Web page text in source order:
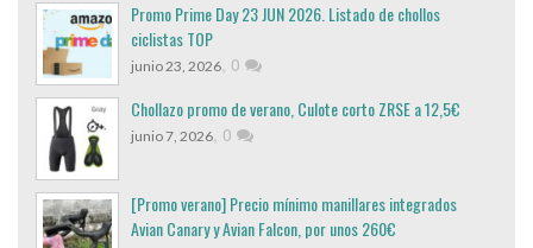
Promo Prime Day 23 JUN 2026. Listado de chollos
ciclistas TOP
junio 23, 2026, 0
Chollazo promo de verano, Culote corto ZRSE a 12,5€
junio 7, 2026, 0
[Promo verano] Precio mínimo manillares integrados
Avian Canary y Avian Falcon, por unos 260€